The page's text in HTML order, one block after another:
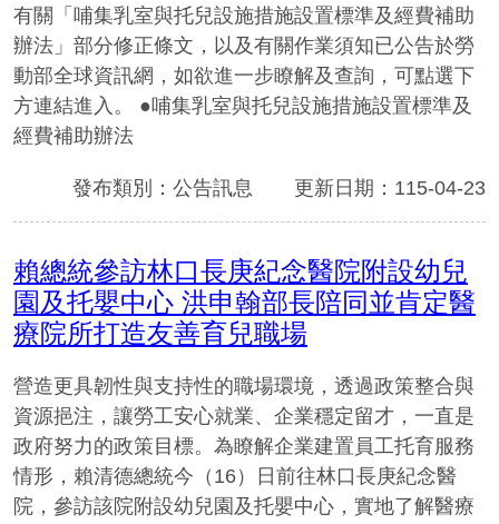
有關「哺集乳室與托兒設施措施設置標準及經費補助
辦法」部分修正條文，以及有關作業須知已公告於勞
動部全球資訊網，如欲進一步瞭解及查詢，可點選下
方連結進入。 ●哺集乳室與托兒設施措施設置標準及
經費補助辦法
發布類別：公告訊息 更新日期：115-04-23
賴總統參訪林口長庚紀念醫院附設幼兒
園及托嬰中心 洪申翰部長陪同並肯定醫
療院所打造友善育兒職場
營造更具韌性與支持性的職場環境，透過政策整合與
資源挹注，讓勞工安心就業、企業穩定留才，一直是
政府努力的政策目標。為瞭解企業建置員工托育服務
情形，賴清德總統今（16）日前往林口長庚紀念醫
院，參訪該院附設幼兒園及托嬰中心，實地了解醫療